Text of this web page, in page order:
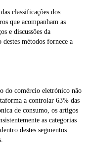
classificações dos
que acompanham as
e discussões da
métodos fornece a
do comércio eletrónico não
a controlar 63% das
de consumo, os artigos
as categorias
destes segmentos